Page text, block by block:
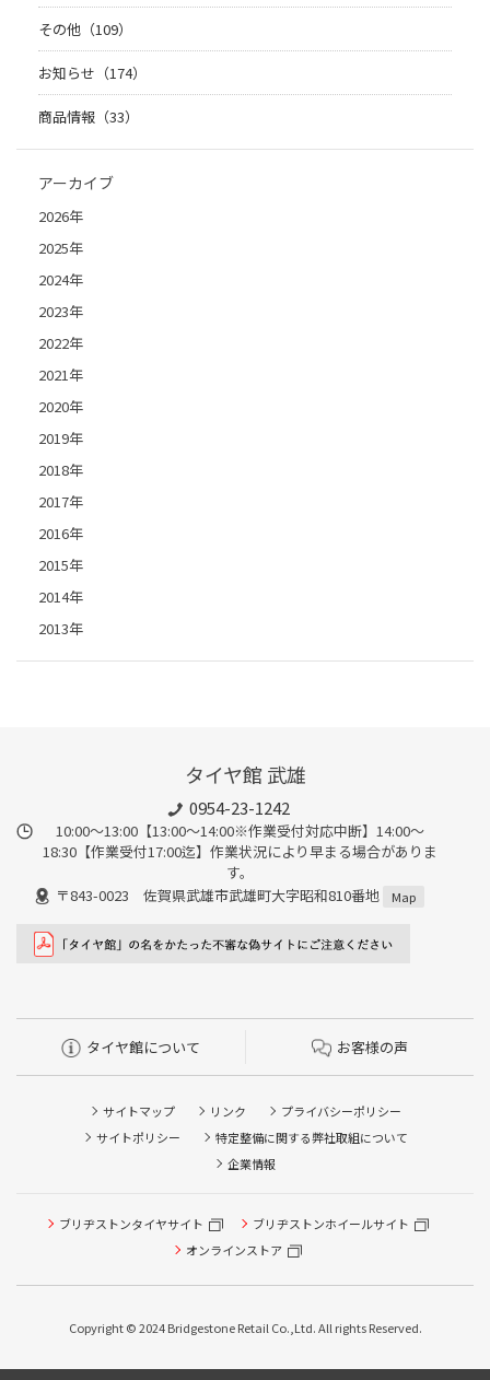
その他（109）
お知らせ（174）
商品情報（33）
アーカイブ
2026年
2025年
2024年
2023年
2022年
2021年
2020年
2019年
2018年
2017年
2016年
2015年
2014年
2013年
タイヤ館 武雄
0954-23-1242
10:00～13:00【13:00～14:00※作業受付対応中断】14:00～
18:30【作業受付17:00迄】作業状況により早まる場合がありま
す。
〒843-0023 佐賀県武雄市武雄町大字昭和810番地
Map
タイヤ館について お客様の声
サイトマップ リンク
プライバシーポリシー
サイトポリシー
特定整備に関する弊社取組について
企業情報
ブリヂストンタイヤサイト
ブリヂストンホイールサイト
オンラインストア
Copyright © 2024 Bridgestone Retail Co.,Ltd. All rights Reserved.
タイヤ点検・安全点検/タイヤ履き替え/オイル交換/その他
ピット作業の予約
本日のタイヤ履き替え順番待ち予約 ※クローク契約会員の